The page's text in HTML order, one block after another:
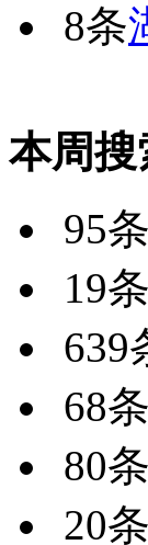
8条
本周
95条
19条
639
68条
80条
20条